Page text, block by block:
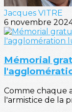
Jacques VITRE
6 novembre
Mémorial
Comme chaque
l'armistice de la